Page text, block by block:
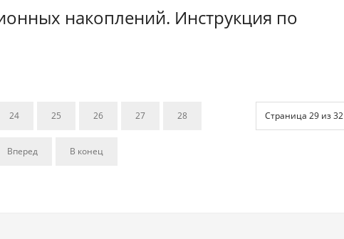
накоплений. Инструкция по
Страница 29 из 32
24 25 26 27 28
Вперед В конец